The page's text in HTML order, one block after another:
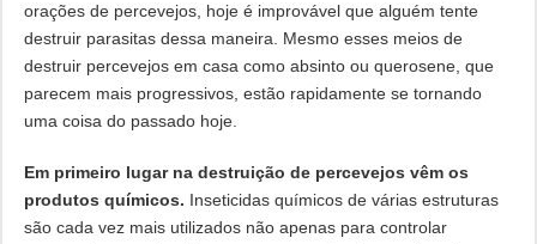
orações de percevejos, hoje é improvável que alguém tente
destruir parasitas dessa maneira. Mesmo esses meios de
destruir percevejos em casa como absinto ou querosene, que
parecem mais progressivos, estão rapidamente se tornando
uma coisa do passado hoje.
Em primeiro lugar na destruição de percevejos vêm os
produtos químicos. Inseticidas químicos de várias estruturas
são cada vez mais utilizados não apenas para controlar